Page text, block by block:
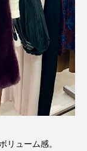
リューム感。